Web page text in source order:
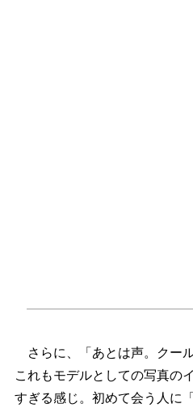
さらに、「あとは声。クー
これもモデルとしての写真の
すぎる感じ。初めて会う人に